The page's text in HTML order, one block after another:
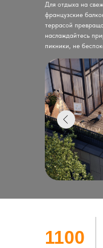
Для отдыха на
французские
террасой
наслаждайтесь
пикники, не
1100